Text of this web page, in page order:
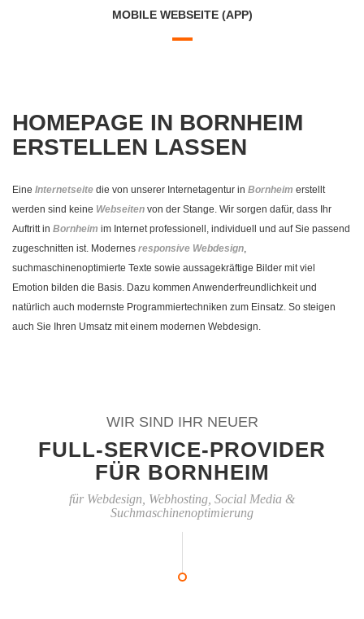
MOBILE WEBSEITE (APP)
HOMEPAGE IN BORNHEIM
ERSTELLEN LASSEN
Eine Internetseite die von unserer Internetagentur in Bornheim erstellt
werden sind keine Webseiten von der Stange. Wir sorgen dafür, dass Ihr
Auftritt in Bornheim im Internet professionell, individuell und auf Sie passend
zugeschnitten ist. Modernes responsive Webdesign,
suchmaschinenoptimierte Texte sowie aussagekräftige Bilder mit viel
Emotion bilden die Basis. Dazu kommen Anwenderfreundlichkeit und
natürlich auch modernste Programmiertechniken zum Einsatz. So steigen
auch Sie Ihren Umsatz mit einem modernen Webdesign.
WIR SIND IHR NEUER
FULL-SERVICE-PROVIDER
FÜR BORNHEIM
für Webdesign, Webhosting, Social Media &
Suchmaschinenoptimierung